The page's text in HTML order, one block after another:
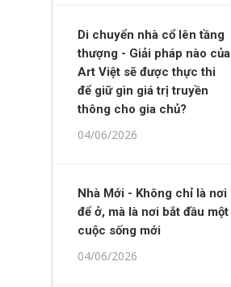
Di chuyển nhà cổ lên tầng
thượng - Giải pháp nào của
Art Việt sẽ được thực thi
để giữ gìn giá trị truyền
thông cho gia chủ?
04/06/2026
Nhà Mới - Không chỉ là nơi
để ở, mà là nơi bắt đầu một
cuộc sống mới
04/06/2026